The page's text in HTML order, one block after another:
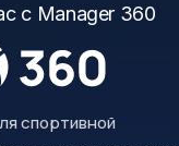
с Manager 360
спортивной